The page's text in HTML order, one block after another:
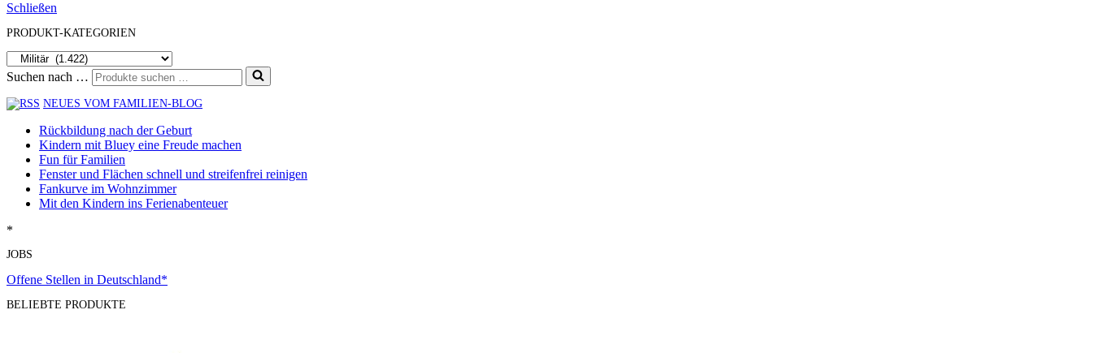
Schließen
PRODUKT-KATEGORIEN
Suchen nach …
NEUES VOM FAMILIEN-BLOG
Rückbildung nach der Geburt
Kindern mit Bluey eine Freude machen
Fun für Familien
Fenster und Flächen schnell und streifenfrei reinigen
Fankurve im Wohnzimmer
Mit den Kindern ins Ferienabenteuer
*
JOBS
Offene Stellen in Deutschland*
BELIEBTE PRODUKTE